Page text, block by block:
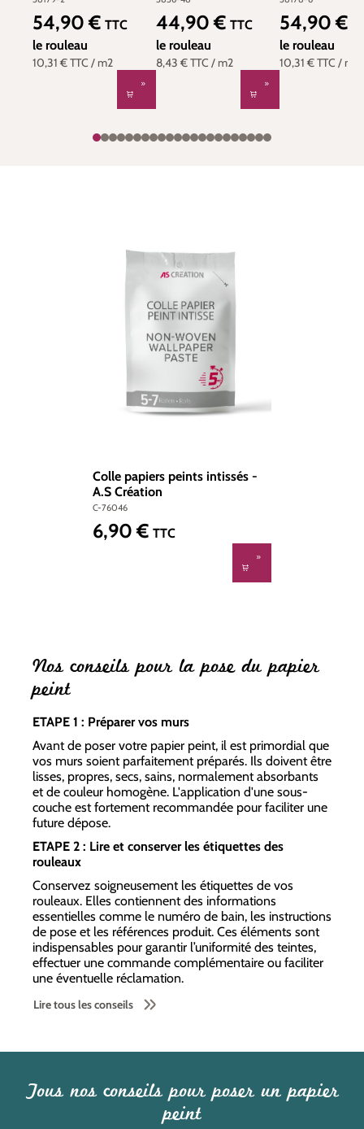
Flowery de Architects
Paper | Réf. 38179-2
10,31 €TTC / m2
Prix régulier :
54,90 € TTC
le rouleau
Paper | Réf. 3836-48
8,43 €TTC / m2
Prix régulier :
44,90 € TTC
le rouleau
Architects
38178-6
10,31 €TTC / m2
Prix régulier :
54,90 €
le rouleau
Colle papiers peints intissés -
A.S Création
C-76046
Prix régulier :
6,90 € TTC
Nos conseils pour la pose du papier
peint
ETAPE 1 : Préparer vos murs
Avant de poser votre papier peint, il est primordial que
vos murs soient parfaitement préparés. Ils doivent être
lisses, propres, secs, sains, normalement absorbants
et de couleur homogène. L'application d'une sous-
couche est fortement recommandée pour faciliter une
future dépose.
ETAPE 2 : Lire et conserver les étiquettes des
rouleaux
Conservez soigneusement les étiquettes de vos
rouleaux. Elles contiennent des informations
essentielles comme le numéro de bain, les instructions
de pose et les références produit. Ces éléments sont
indispensables pour garantir l’uniformité des teintes,
effectuer une commande complémentaire ou faciliter
une éventuelle réclamation.
Lire tous les conseils
Tous nos conseils pour poser un papier
peint